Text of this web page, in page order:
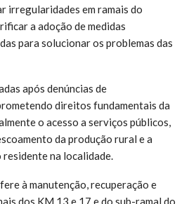
irregularidades em ramais do
a adoção de medidas
para solucionar os problemas das
após denúncias de
direitos fundamentais da
o acesso a serviços públicos,
da produção rural e a
na localidade.
à manutenção, recuperação e